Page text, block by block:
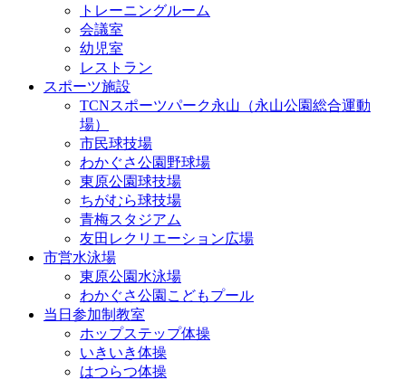
トレーニングルーム
会議室
幼児室
レストラン
スポーツ施設
TCNスポーツパーク永山（永山公園総合運動
場）
市民球技場
わかぐさ公園野球場
東原公園球技場
ちがむら球技場
青梅スタジアム
友田レクリエーション広場
市営水泳場
東原公園水泳場
わかぐさ公園こどもプール
当日参加制教室
ホップステップ体操
いきいき体操
はつらつ体操